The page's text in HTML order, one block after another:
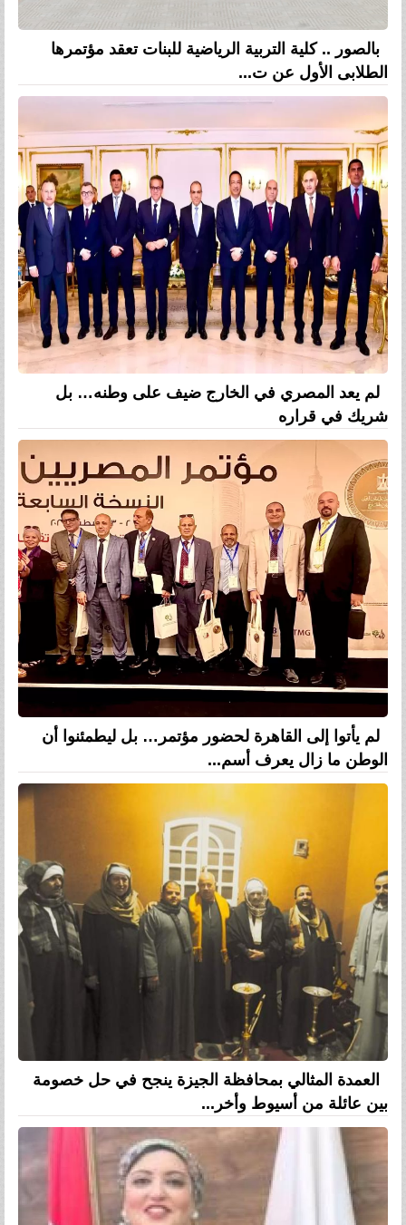
بالصور .. كلية التربية الرياضية للبنات تعقد مؤتمرها
الطلابى الأول عن ت...
لم يعد المصري في الخارج ضيف على وطنه… بل
شريك في قراره
لم يأتوا إلى القاهرة لحضور مؤتمر… بل ليطمئنوا أن
الوطن ما زال يعرف أسم...
العمدة المثالي بمحافظة الجيزة ينجح في حل خصومة
بين عائلة من أسيوط وأخر...